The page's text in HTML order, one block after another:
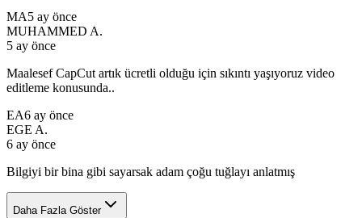
MA5 ay önce
MUHAMMED A.
5 ay önce
Maalesef CapCut artık ücretli olduğu için sıkıntı yaşıyoruz video
editleme konusunda..
EA6 ay önce
EGE A.
6 ay önce
Bilgiyi bir bina gibi sayarsak adam çoğu tuğlayı anlatmış
Daha Fazla Göster